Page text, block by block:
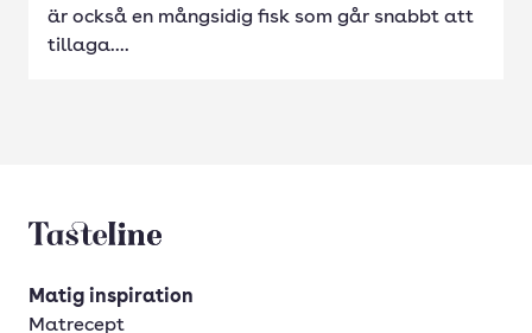
är också en mångsidig fisk som går snabbt att
tillaga....
Tasteline startsida
Matig inspiration
Matrecept